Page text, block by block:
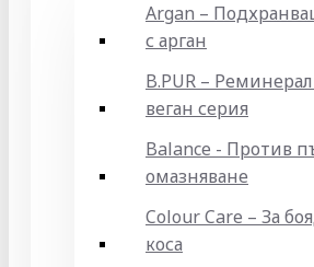
Argan –
с арган
B.PUR –
веган серия
Balance - Против
омазняване
Colour Care – За
коса